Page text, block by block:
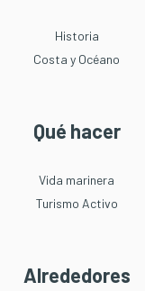
Historia
Costa y Océano
Qué hacer
Vida marinera
Turismo Activo
Alrededores